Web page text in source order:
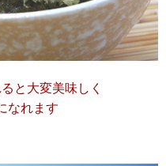
と大変美味しく
なれます